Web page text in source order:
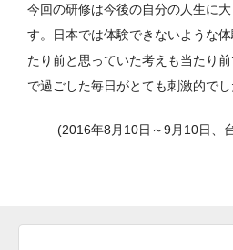
今回の研修は今後の自分の人生に
す。日本では体験できないような
たり前と思っていた考えも当たり
で過ごした毎日がとても刺激的でし
(2016年8月10日～9月10日、